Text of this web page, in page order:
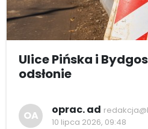
Ulice Pińska i
odsłonie
OA oprac. ad
10 lipca 2026, 09:48